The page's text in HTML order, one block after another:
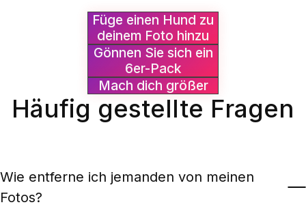
Füge einen Hund zu
deinem Foto hinzu
Gönnen Sie sich ein
6er-Pack
Mach dich größer
Häufig gestellte Fragen
Wie entferne ich jemanden von meinen
Fotos?